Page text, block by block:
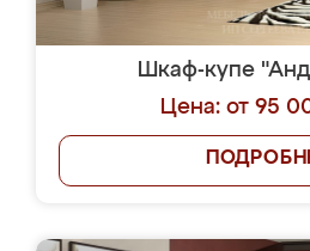
Шкаф-купе
Цена: от 95